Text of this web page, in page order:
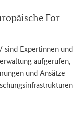
For­
sind Ex­per­tin­nen und
auf­ge­ru­fen,
und An­sät­ze